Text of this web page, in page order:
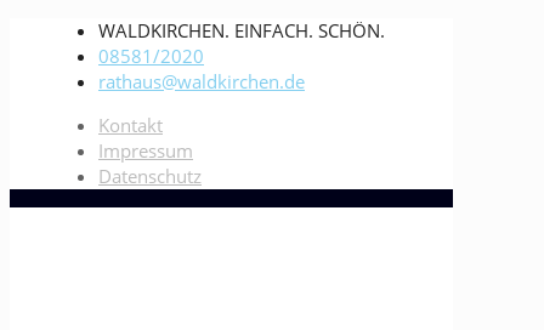
WALDKIRCHEN. EINFACH. SCHÖN.
08581/2020
rathaus@waldkirchen.de
Kontakt
Impressum
Datenschutz